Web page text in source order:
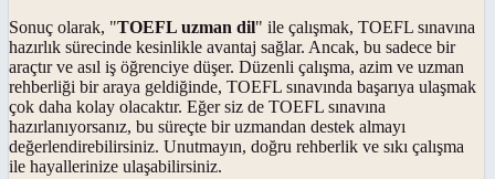
Sonuç olarak, "TOEFL uzman dil" ile çalışmak, TOEFL sınavına
hazırlık sürecinde kesinlikle avantaj sağlar. Ancak, bu sadece bir
araçtır ve asıl iş öğrenciye düşer. Düzenli çalışma, azim ve uzman
rehberliği bir araya geldiğinde, TOEFL sınavında başarıya ulaşmak
çok daha kolay olacaktır. Eğer siz de TOEFL sınavına
hazırlanıyorsanız, bu süreçte bir uzmandan destek almayı
değerlendirebilirsiniz. Unutmayın, doğru rehberlik ve sıkı çalışma
ile hayallerinize ulaşabilirsiniz.